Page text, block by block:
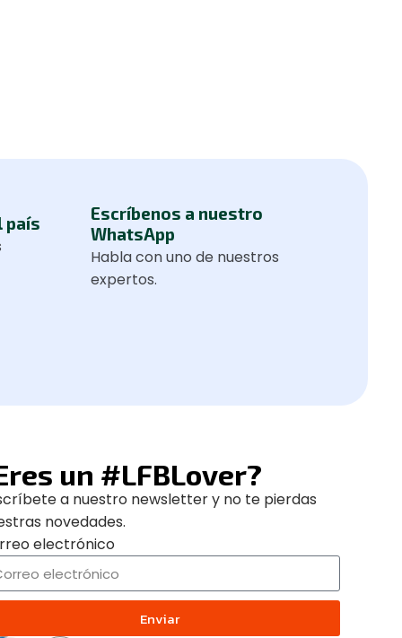
país
Escríbenos a nuestro
WhatsApp
Habla con uno de nuestros
expertos.
un #LFBLover?
a nuestro newsletter y no te pierdas
novedades.
electrónico
Enviar